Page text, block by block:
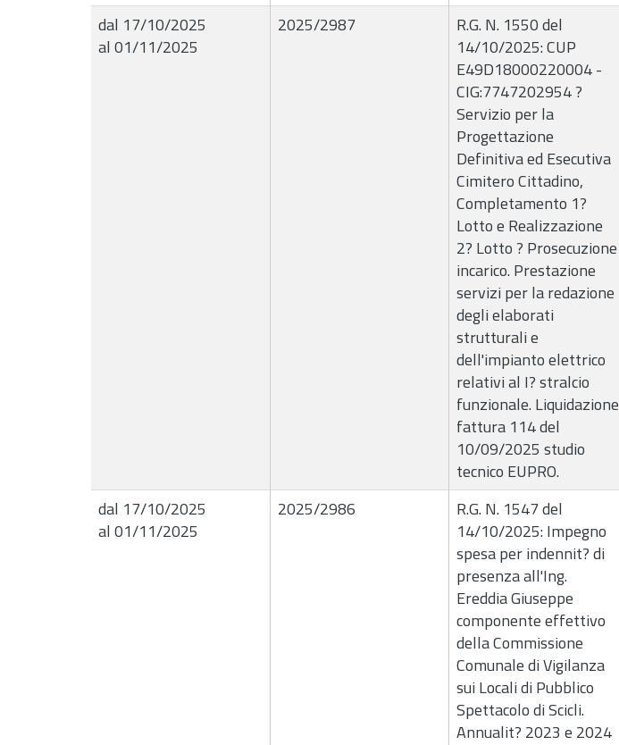
dal 17/10/2025
al 01/11/2025
2025/2987
R.G. N. 1550 del
14/10/2025: CUP
E49D18000220004 -
CIG:7747202954 ?
Servizio per la
Progettazione
Definitiva ed Esecutiva
Cimitero Cittadino,
Completamento 1?
Lotto e Realizzazione
2? Lotto ? Prosecuzione
incarico. Prestazione
servizi per la redazione
degli elaborati
strutturali e
dell'impianto elettrico
relativi al I? stralcio
funzionale. Liquidazione
fattura 114 del
10/09/2025 studio
tecnico EUPRO.
dal 17/10/2025
al 01/11/2025
2025/2986
R.G. N. 1547 del
14/10/2025: Impegno
spesa per indennit? di
presenza all'Ing.
Ereddia Giuseppe
componente effettivo
della Commissione
Comunale di Vigilanza
sui Locali di Pubblico
Spettacolo di Scicli.
Annualit? 2023 e 2024